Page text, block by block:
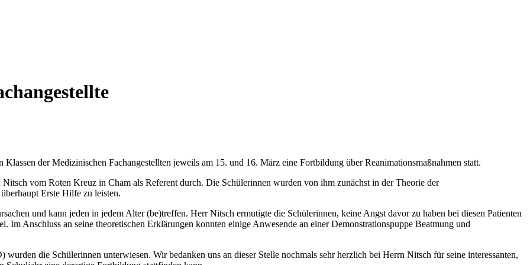
der Medizinischen Fachangestellten jeweils am 15. und 16. März eine Fortbildung über Reanimationsmaßnahmen statt.
vom Roten Kreuz in Cham als Referent durch. Die Schülerinnen wurden von ihm zunächst in der Theorie der
Erste Hilfe zu leisten.
und kann jeden in jedem Alter (be)treffen. Herr Nitsch ermutigte die Schülerinnen, keine Angst davor zu haben bei diesen Patienten
Im Anschluss an seine theoretischen Erklärungen konnten einige Anwesende an einer Demonstrationspuppe Beatmung und
die Schülerinnen unterwiesen. Wir bedanken uns an dieser Stelle nochmals sehr herzlich bei Herrn Nitsch für seine interessanten,